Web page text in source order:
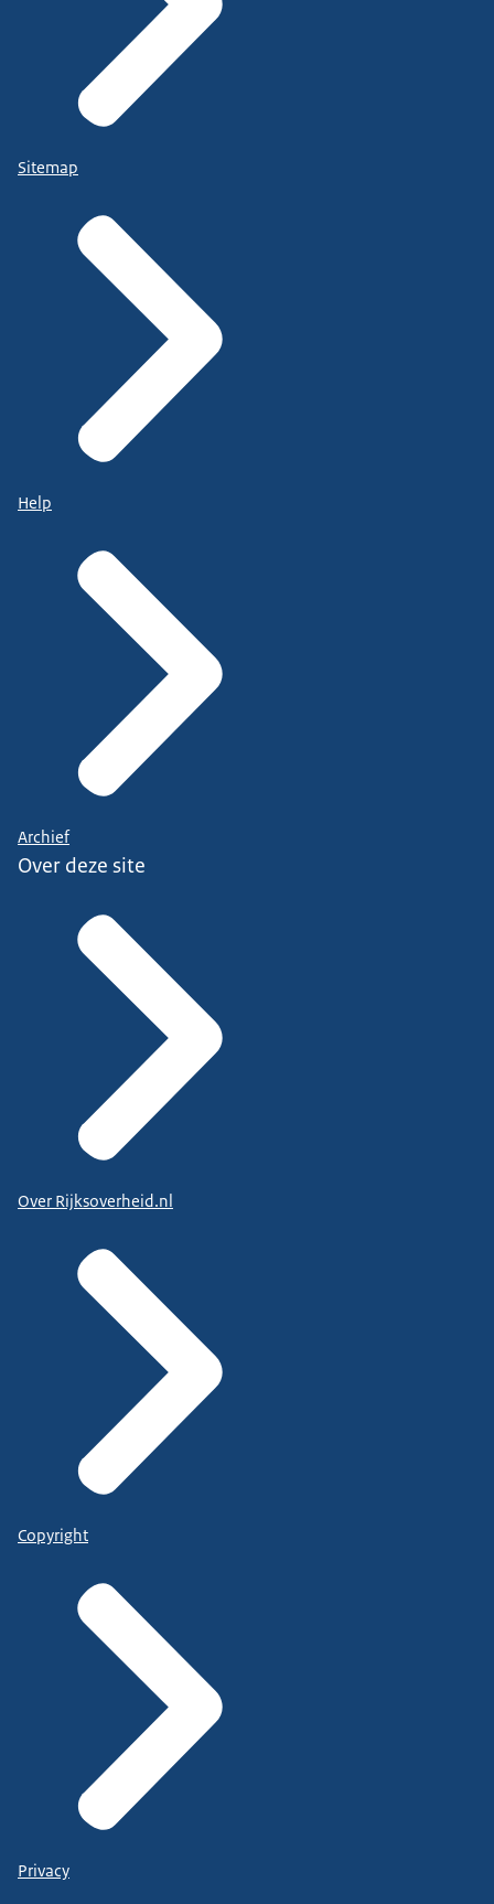
Sitemap
Help
Archief
Over deze site
Over Rijksoverheid.nl
Copyright
Privacy